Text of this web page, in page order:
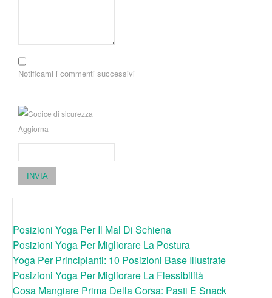
Notificami i commenti successivi
Aggiorna
INVIA
Posizioni Yoga Per Il Mal Di Schiena
Posizioni Yoga Per Migliorare La Postura
Yoga Per Principianti: 10 Posizioni Base Illustrate
Posizioni Yoga Per Migliorare La Flessibilità
Cosa Mangiare Prima Della Corsa: Pasti E Snack